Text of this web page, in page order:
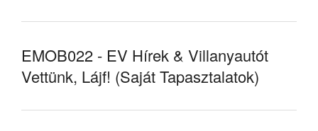
EMOB022 - EV Hírek & Villanyautót
Vettünk, Lájf! (Saját Tapasztalatok)